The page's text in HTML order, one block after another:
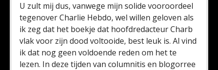
U zult mij dus, vanwege mijn solide vooroordeel
tegenover Charlie Hebdo, wel willen geloven als
ik zeg dat het boekje dat hoofdredacteur Charb
vlak voor zijn dood voltooide, best leuk is. Al vind
ik dat nog geen voldoende reden om het te
lezen. In deze tijden van columnitis en blogorree